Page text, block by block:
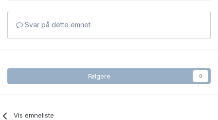
Svar på dette emnet
Følgere 0
Vis emneliste